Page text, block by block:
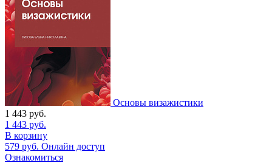
Основы визажистики
1 443 руб.
1 443 руб.
В корзину
579 руб. Онлайн доступ
Ознакомиться